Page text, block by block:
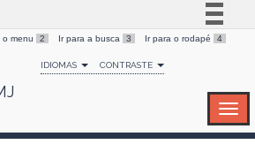
Simplifique!
Comunica BR
o menu 2 Ir para a busca 3 Ir para o rodapé 4
IDIOMAS CONTRASTE